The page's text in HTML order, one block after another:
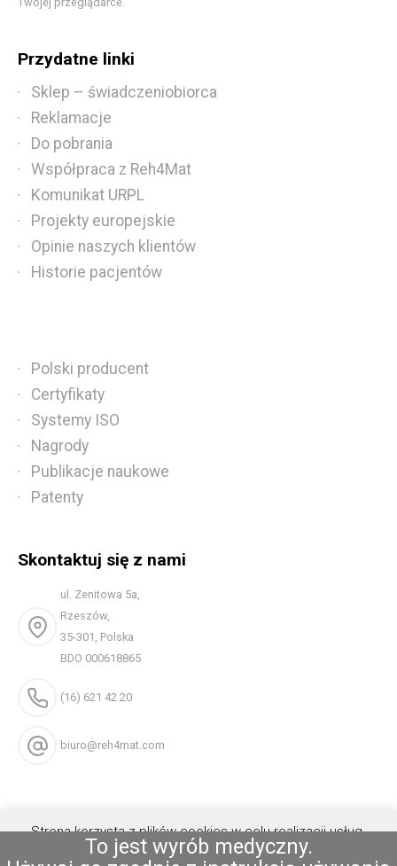
Przydatne linki
Sklep – świadczeniobiorca
Reklamacje
Do pobrania
Współpraca z Reh4Mat
Komunikat URPL
Projekty europejskie
Opinie naszych klientów
Historie pacjentów
Polski producent
Certyfikaty
Systemy ISO
Nagrody
Publikacje naukowe
Patenty
Skontaktuj się z nami
ul. Zenitowa 5a,
Rzeszów,
35-301, Polska
BDO 000618865
(16) 621 42 20
biuro@reh4mat.com
Strona korzysta z plików cookies w celu realizacji usług.
Możesz określić warunki przechowywania lub dostępu do
To jest wyrób medyczny.